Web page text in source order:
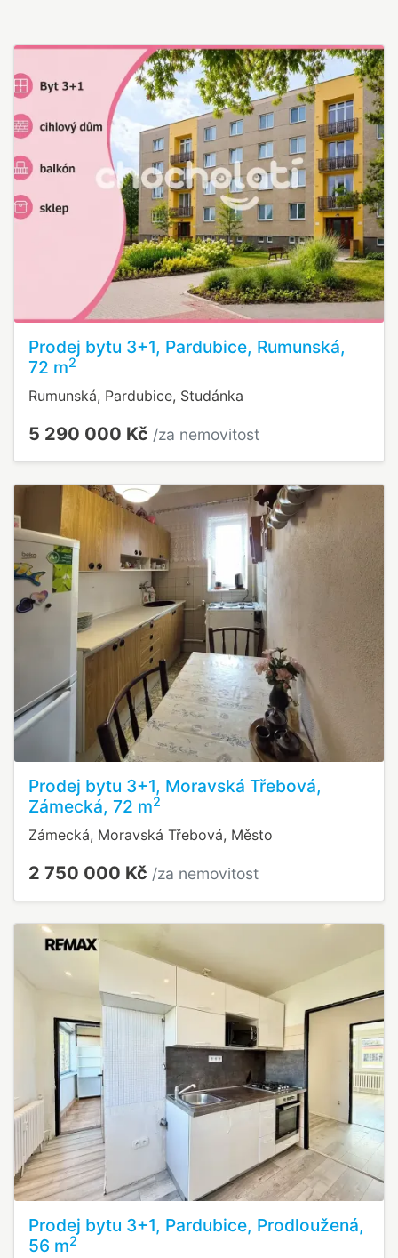
Prodej bytu 3+1, Pardubice, Rumunská,
72 m2
Rumunská, Pardubice, Studánka
5 290 000 Kč /za nemovitost
Prodej bytu 3+1, Moravská Třebová,
Zámecká, 72 m2
Zámecká, Moravská Třebová, Město
2 750 000 Kč /za nemovitost
Prodej bytu 3+1, Pardubice, Prodloužená,
56 m2